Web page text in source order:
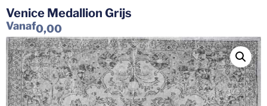
Venice Medallion Grijs
Vanaf0,00